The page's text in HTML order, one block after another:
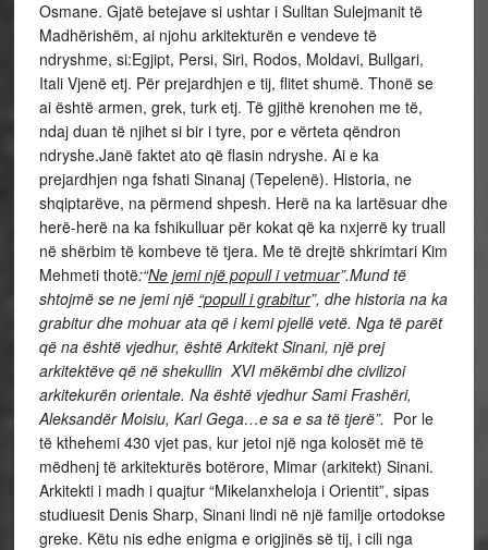
Osmane. Gjatë betejave si ushtar i Sulltan Sulejmanit të
Madhërishëm, ai njohu arkitekturën e vendeve të
ndryshme, si:Egjipt, Persi, Siri, Rodos, Moldavi, Bullgari,
Itali Vjenë etj. Për prejardhjen e tij, flitet shumë. Thonë se
ai është armen, grek, turk etj. Të gjithë krenohen me të,
ndaj duan të njihet si bir i tyre, por e vërteta qëndron
ndryshe.Janë faktet ato që flasin ndryshe. Ai e ka
prejardhjen nga fshati Sinanaj (Tepelenë). Historia, ne
shqiptarëve, na përmend shpesh. Herë na ka lartësuar dhe
herë-herë na ka fshikulluar për kokat që ka nxjerrë ky truall
në shërbim të kombeve të tjera. Me të drejtë shkrimtari Kim
Mehmeti thotë:“Ne jemi një popull i vetmuar”.Mund të
shtojmë se ne jemi një “popull i grabitur”, dhe historia na ka
grabitur dhe mohuar ata që i kemi pjellë vetë. Nga të parët
që na është vjedhur, është Arkitekt Sinani, një prej
arkitektëve që në shekullin XVI mëkëmbi dhe civilizoi
arkitekurën orientale. Na është vjedhur Sami Frashëri,
Aleksandër Moisiu, Karl Gega…e sa e sa të tjerë”. Por le
të kthehemi 430 vjet pas, kur jetoi një nga kolosët më të
mëdhenj të arkitekturës botërore, Mimar (arkitekt) Sinani.
Arkitekti i madh i quajtur “Mikelanxheloja i Orientit”, sipas
studiuesit Denis Sharp, Sinani lindi në një familje ortodokse
greke. Këtu nis edhe enigma e origjinës së tij, i cili nga